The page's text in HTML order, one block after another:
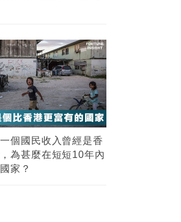
個國民收入曾經是香
為甚麼在短短10年內
家？